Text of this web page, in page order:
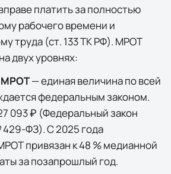
платить за полностью
рабочего времени и
труда (ст. 133 ТК РФ). МРОТ
двух уровнях:
МРОТ— единая величина по всей
федеральным законом.
093 ₽ (Федеральный закон
429-ФЗ). С 2025 года
привязан к 48 % медианной
за позапрошлый год.